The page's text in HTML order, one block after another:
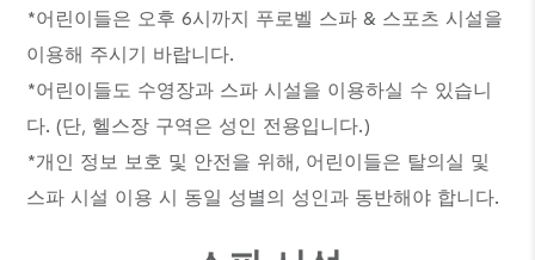
*어린이들은 오후 6시까지 푸로벨 스파 & 스포츠 시설을
이용해 주시기 바랍니다.
*어린이들도 수영장과 스파 시설을 이용하실 수 있습니
다. (단, 헬스장 구역은 성인 전용입니다.)
*개인 정보 보호 및 안전을 위해, 어린이들은 탈의실 및
스파 시설 이용 시 동일 성별의 성인과 동반해야 합니다.